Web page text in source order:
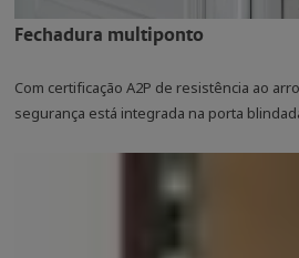
Fechadura multiponto
Com certificação A2P de resistência ao
segurança está integrada na porta